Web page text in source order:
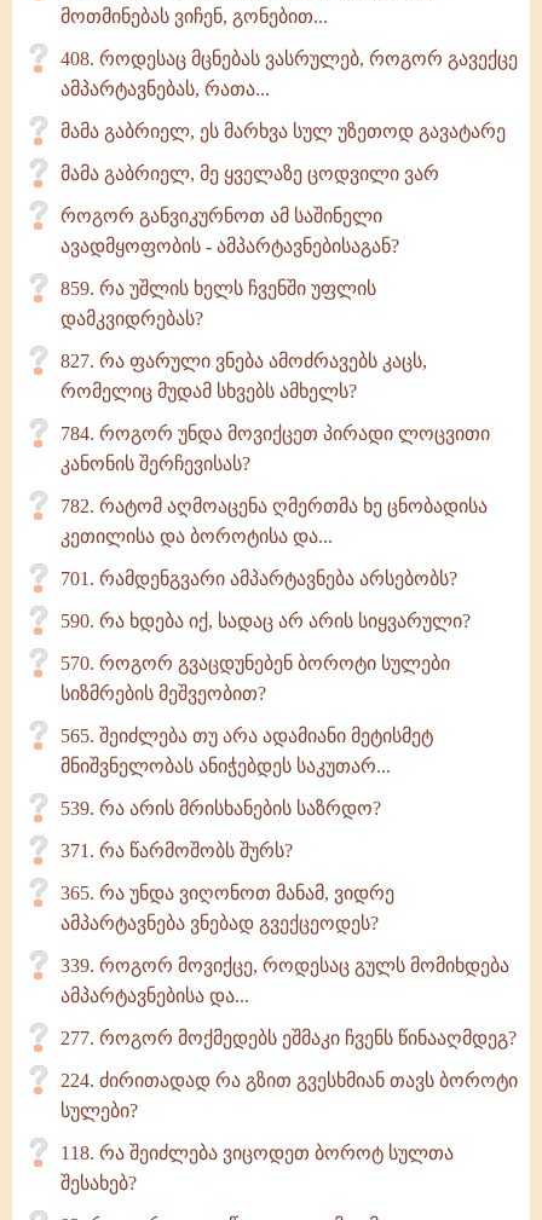
მოთმინებას ვიჩენ, გონებით...
408. როდესაც მცნებას ვასრულებ, როგორ გავექცე
ამპარტავნებას, რათა...
მამა გაბრიელ, ეს მარხვა სულ უზეთოდ გავატარე
მამა გაბრიელ, მე ყველაზე ცოდვილი ვარ
როგორ განვიკურნოთ ამ საშინელი
ავადმყოფობის - ამპარტავნებისაგან?
859. რა უშლის ხელს ჩვენში უფლის
დამკვიდრებას?
827. რა ფარული ვნება ამოძრავებს კაცს,
რომელიც მუდამ სხვებს ამხელს?
784. როგორ უნდა მოვიქცეთ პირადი ლოცვითი
კანონის შერჩევისას?
782. რატომ აღმოაცენა ღმერთმა ხე ცნობადისა
კეთილისა და ბოროტისა და...
701. რამდენგვარი ამპარტავნება არსებობს?
590. რა ხდება იქ, სადაც არ არის სიყვარული?
570. როგორ გვაცდუნებენ ბოროტი სულები
სიზმრების მეშვეობით?
565. შეიძლება თუ არა ადამიანი მეტისმეტ
მნიშვნელობას ანიჭებდეს საკუთარ...
539. რა არის მრისხანების საზრდო?
371. რა წარმოშობს შურს?
365. რა უნდა ვიღონოთ მანამ, ვიდრე
ამპარტავნება ვნებად გვექცეოდეს?
339. როგორ მოვიქცე, როდესაც გულს მომიხდება
ამპარტავნებისა და...
277. როგორ მოქმედებს ეშმაკი ჩვენს წინააღმდეგ?
224. ძირითადად რა გზით გვესხმიან თავს ბოროტი
სულები?
118. რა შეიძლება ვიცოდეთ ბოროტ სულთა
შესახებ?